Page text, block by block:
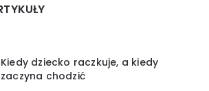
Kiedy dziecko raczkuje, a kiedy
zaczyna chodzić